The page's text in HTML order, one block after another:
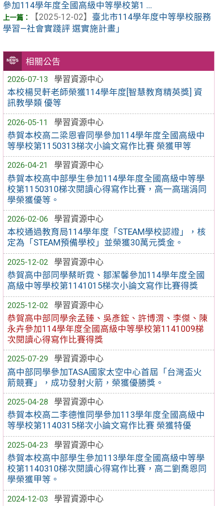
相關公告
2026-07-13
學習資源中心
本校楊炅軒老師榮獲114學年度[智慧教育精英獎] 資
訊教學類 優等
2026-05-11
學習資源中心
恭賀本校高二梁恩睿同學參加114學年度全國高級中
等學校第1150313梯次小論文寫作比賽 榮獲甲等
2026-04-21
學習資源中心
恭賀本校高中部學生參加114學年度全國高級中等學
校第1150310梯次閱讀心得寫作比賽，高一高瑞涓同
學榮獲優等。
2026-02-06
學習資源中心
本校通過教育局114學年度「STEAM學校認證」，核
定為「STEAM預備學校」並榮獲30萬元獎金。
2025-12-02
學習資源中心
恭賀高中部同學蔡昕霓、鄒潔馨參加114學年度全國
高級中等學校第1141015梯次小論文寫作比賽得獎
2025-12-02
學習資源中心
恭賀高中部同學余孟臻、吳彥鋐、許博渭、李傑、陳
永卉參加114學年度全國高級中等學校第1141009梯
次閱讀心得寫作比賽得獎
2025-07-29
學習資源中心
高中部同學參加TASA國家太空中心首屆「台灣盃火
箭競賽」，成功發射火箭，榮獲優勝獎。
2025-04-28
學習資源中心
恭賀本校高二李德惟同學參加113學年度全國高級中
等學校第1140315梯次小論文寫作比賽 榮獲特優
2025-04-23
學習資源中心
恭賀本校高中部學生參加113學年度全國高級中等學
校第1140310梯次閱讀心得寫作比賽，高二劉喬恩同
學榮獲甲等。
2024-12-03
學習資源中心
參加114學年度全國高級中等學校第1 ...
【2025-12-02】 臺北市114學年度中等學校服務
學習—社會實踐評 選實施計畫」